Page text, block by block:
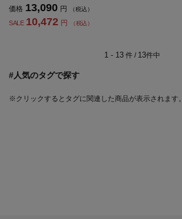
価格 13,090 円 （税込）
SALE 10,472 円 （税込）
1 - 13件 / 13件中
#人気のタグで探す
※クリックするとタグに関連した商品が表示されます。